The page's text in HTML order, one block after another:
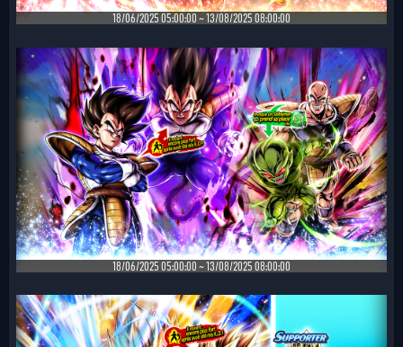
18/06/2025 05:00:00 ~ 13/08/2025 08:00:00
18/06/2025 05:00:00 ~ 13/08/2025 08:00:00